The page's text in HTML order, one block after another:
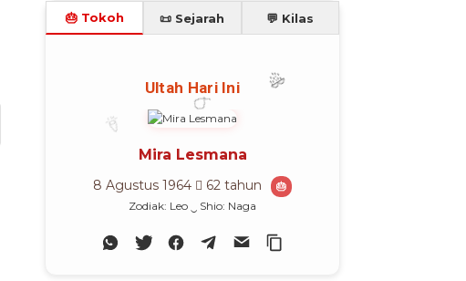
🎂 Tokoh 📜 Sejarah 💬 Kilas
Ultah Hari Ini
Mira Lesmana
8 Agustus 1964 62 tahun 🎂
Zodiak: Leo ‿ Shio: Naga